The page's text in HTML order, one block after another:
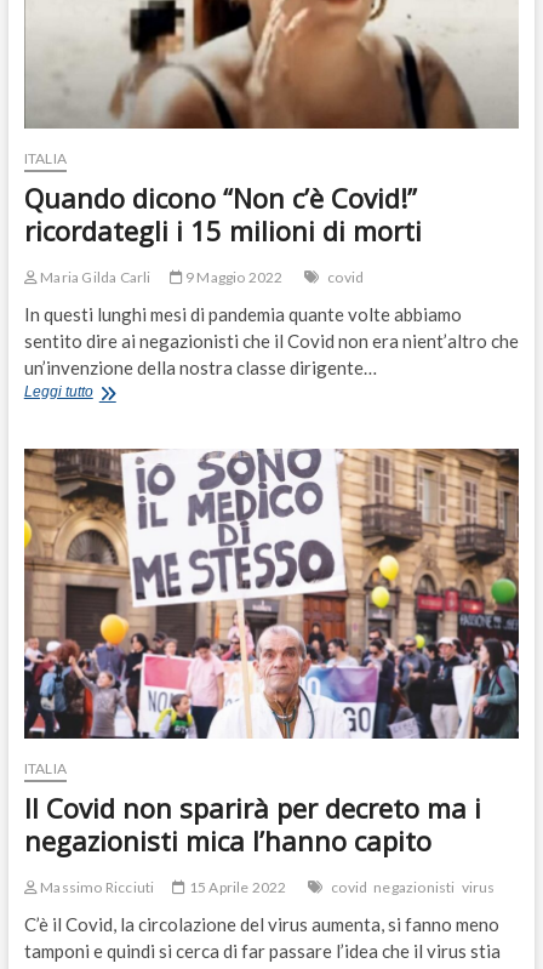
ITALIA
Quando dicono “Non c’è Covid!”
ricordategli i 15 milioni di morti
Maria Gilda Carli 9 Maggio 2022 covid
In questi lunghi mesi di pandemia quante volte abbiamo
sentito dire ai negazionisti che il Covid non era nient’altro che
un’invenzione della nostra classe dirigente…
Leggi tuttoQuando
c’è
Covid!”
ricordategli
i
15
milioni
di
ITALIA
Il Covid non sparirà per decreto ma i
negazionisti mica l’hanno capito
Massimo Ricciuti 15 Aprile 2022 covid negazionisti virus
C’è il Covid, la circolazione del virus aumenta, si fanno meno
tamponi e quindi si cerca di far passare l’idea che il virus stia